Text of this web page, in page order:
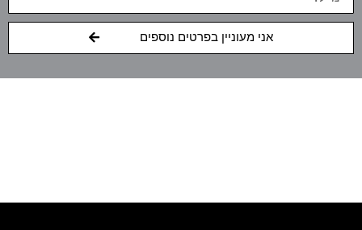
אני מעוניין בפרטים נוספים